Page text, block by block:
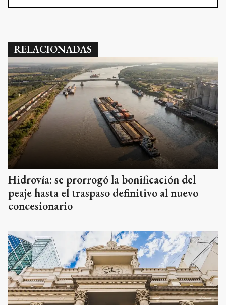
RELACIONADAS
Hidrovía: se prorrogó la bonificación del
peaje hasta el traspaso definitivo al nuevo
concesionario